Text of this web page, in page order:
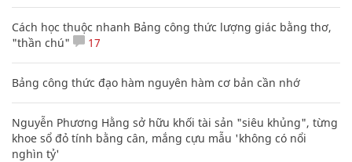
Cách học thuộc nhanh Bảng công thức lượng giác bằng thơ,
"thần chú"
17
Bảng công thức đạo hàm nguyên hàm cơ bản cần nhớ
Nguyễn Phương Hằng sở hữu khối tài sản "siêu khủng", từng
khoe sổ đỏ tính bằng cân, mắng cựu mẫu 'không có nổi
nghìn tỷ'